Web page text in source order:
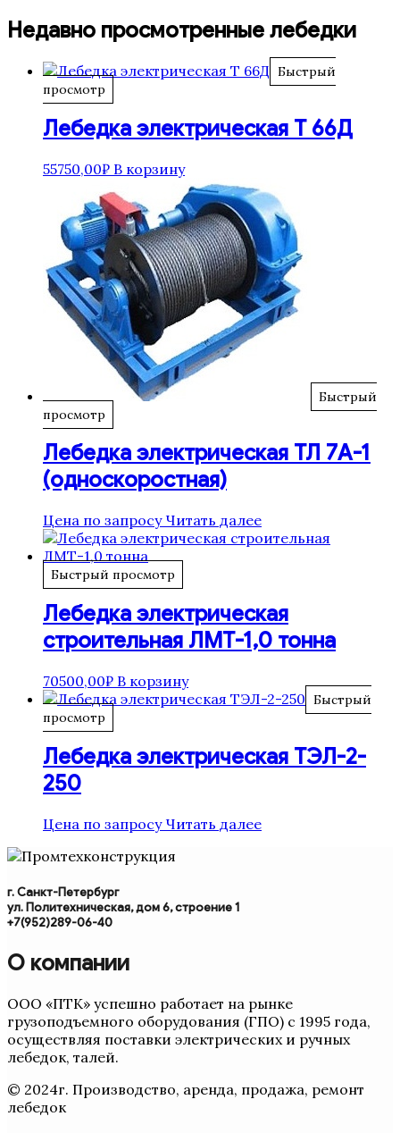
Недавно просмотренные лебедки
Быстрый
просмотр
Лебедка электрическая Т 66Д
55750,00₽ В корзину
Быстрый
просмотр
Лебедка электрическая ТЛ 7А-1
(односкоростная)
Цена по запросу Читать далее
Быстрый просмотр
Лебедка электрическая
строительная ЛМТ-1,0 тонна
70500,00₽ В корзину
Быстрый
просмотр
Лебедка электрическая ТЭЛ-2-
250
Цена по запросу Читать далее
г. Санкт-Петербург
ул. Политехническая, дом 6, строение 1
+7(952)289-06-40
О компании
ООО «ПТК» успешно работает на рынке
грузоподъемного оборудования (ГПО) с 1995 года,
осуществляя поставки электрических и ручных
лебедок, талей.
© 2024г. Производство, аренда, продажа, ремонт
лебедок